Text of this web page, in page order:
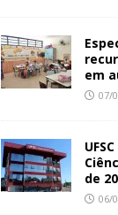
em
07/
de
06/